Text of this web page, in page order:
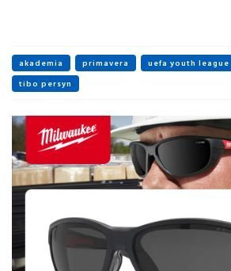
akademia primavera uefa youth league
tibo persyn